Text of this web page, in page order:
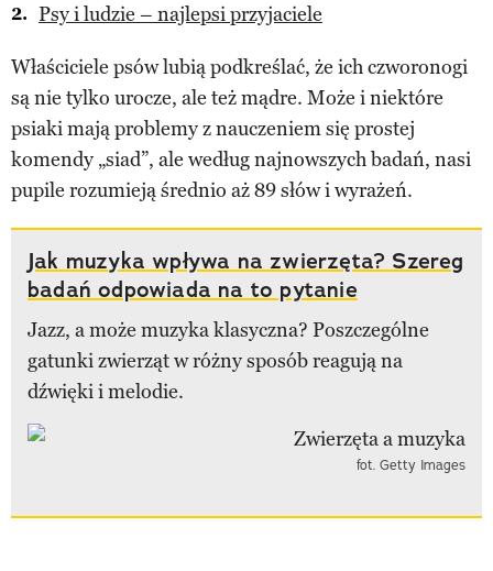
Psy i ludzie – najlepsi przyjaciele
Właściciele psów lubią podkreślać, że ich czworonogi
są nie tylko urocze, ale też mądre. Może i niektóre
psiaki mają problemy z nauczeniem się prostej
komendy „siad”, ale według najnowszych badań, nasi
pupile rozumieją średnio aż 89 słów i wyrażeń.
Jak muzyka wpływa na zwierzęta? Szereg
badań odpowiada na to pytanie
Jazz, a może muzyka klasyczna? Poszczególne
gatunki zwierząt w różny sposób reagują na
dźwięki i melodie.
fot. Getty Images